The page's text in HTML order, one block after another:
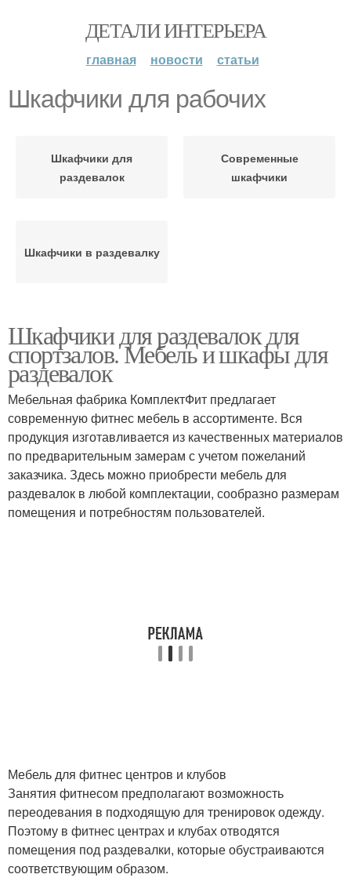
ДЕТАЛИ ИНТЕРЬЕРА
главная новости статьи
Шкафчики для рабочих
Шкафчики для
раздевалок
Современные
шкафчики
Шкафчики в раздевалку
Шкафчики для раздевалок для
спортзалов. Мебель и шкафы для
раздевалок
Мебельная фабрика КомплектФит предлагает
современную фитнес мебель в ассортименте. Вся
продукция изготавливается из качественных материалов
по предварительным замерам с учетом пожеланий
заказчика. Здесь можно приобрести мебель для
раздевалок в любой комплектации, сообразно размерам
помещения и потребностям пользователей.
Мебель для фитнес центров и клубов
Занятия фитнесом предполагают возможность
переодевания в подходящую для тренировок одежду.
Поэтому в фитнес центрах и клубах отводятся
помещения под раздевалки, которые обустраиваются
соответствующим образом.